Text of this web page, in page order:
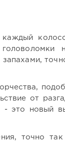
запахами,
от
- это новый
точно